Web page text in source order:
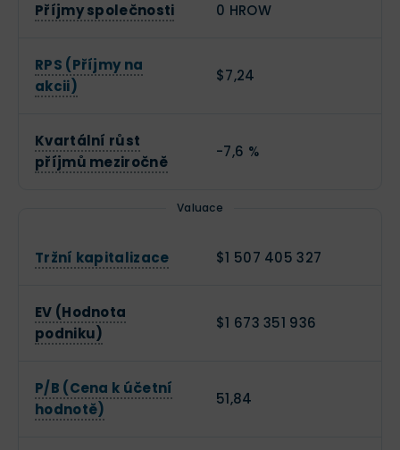
Příjmy společnosti 0 HROW
RPS (Příjmy na
akcii)
$7,24
Kvartální růst
příjmů meziročně
-7,6 %
Valuace
Tržní kapitalizace $1 507 405 327
EV (Hodnota
podniku)
$1 673 351 936
P/B (Cena k účetní
hodnotě)
51,84